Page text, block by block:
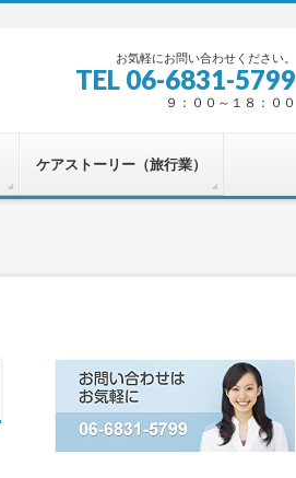
お気軽にお問い合わせください。
TEL 06-6831-5799
９：００～１８：００
ケアストーリー（旅行業）